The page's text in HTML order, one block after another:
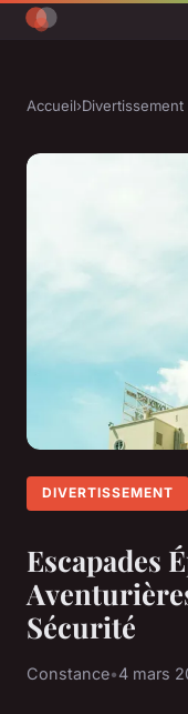
Accueil›Divertissement
DIVERTISSEMENT
Escapades
Sécurité
Constance•4 mars